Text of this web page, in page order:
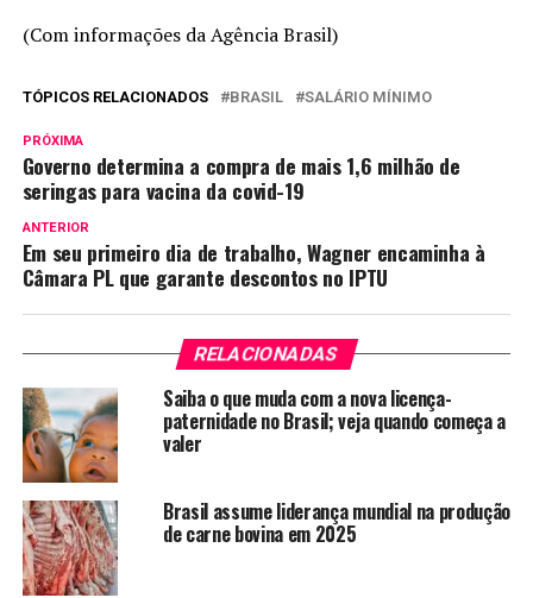
(Com informações da Agência Brasil)
TÓPICOS RELACIONADOS BRASIL SALÁRIO MÍNIMO
PRÓXIMA
Governo determina a compra de mais 1,6 milhão de
seringas para vacina da covid-19
ANTERIOR
Em seu primeiro dia de trabalho, Wagner encaminha à
Câmara PL que garante descontos no IPTU
RELACIONADAS
Saiba o que muda com a nova licença-
paternidade no Brasil; veja quando começa a
valer
Brasil assume liderança mundial na produção
de carne bovina em 2025